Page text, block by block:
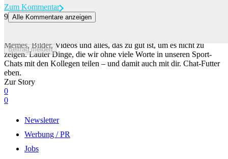
Beitrag melden
Zum Kommentar
9 Alle Kommentare anzeigen
Memes, Bilder, Videos und alles, das zu gut ist, um es nicht zu
zeigen. Lauter Dinge, die wir ohne viele Worte in unseren Sport-
Chats mit den Kollegen teilen – und damit auch mit dir. Chat-Futter
eben.
Zur Story
0
0
Newsletter
Werbung / PR
Jobs